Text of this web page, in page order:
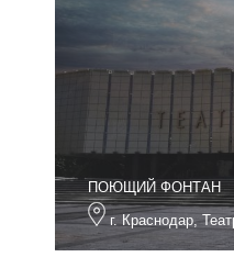
ПОЮЩИЙ ФОНТАН
г. Краснодар,